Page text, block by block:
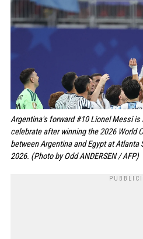
Argentina's forward #10 Lionel Messi
celebrate after winning the 2026 World
between Argentina and Egypt at Atlanta
2026. (Photo by Odd ANDERSEN / AFP)